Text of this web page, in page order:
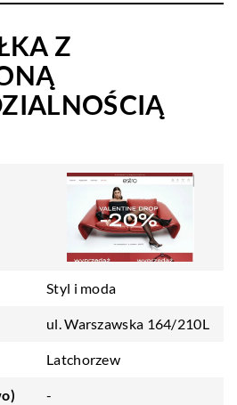
Z
Styl i moda
ul. Warszawska 164/210L
Latchorzew
-